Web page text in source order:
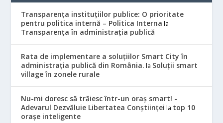
Transparența instituțiilor publice: O prioritate
pentru politica internă – Politica Interna la
Transparența în administrația publică
Rata de implementare a soluțiilor Smart City în
administrația publică din România. la Soluții smart
village în zonele rurale
Nu-mi doresc să trăiesc într-un oraș smart! -
Adevarul Dezvăluie Libertatea Conștiinței la top 10
orașe inteligente